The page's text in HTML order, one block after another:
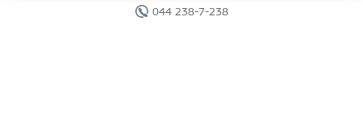
044 238-7-238